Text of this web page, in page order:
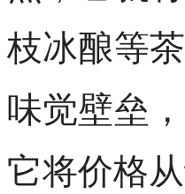
枝冰酿等
味觉壁垒
它将价格